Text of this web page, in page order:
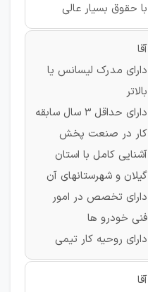
با حقوق بسیار عالی
آقا
دارای مدرک لیسانس یا
بالاتر
دارای حداقل 3 سال سابقه
کار در صنعت پخش
آشنایی کامل با استان
گیلان و شهرستانهای آن
دارای تخصص در امور
فنی خودرو ها
دارای روحیه کار تیمی
آقا